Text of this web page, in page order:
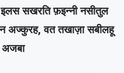
सखरति फ़इन्नी नसीतुल
अज्कुरह, वत तखाज़ा सबीलहू
अजबा